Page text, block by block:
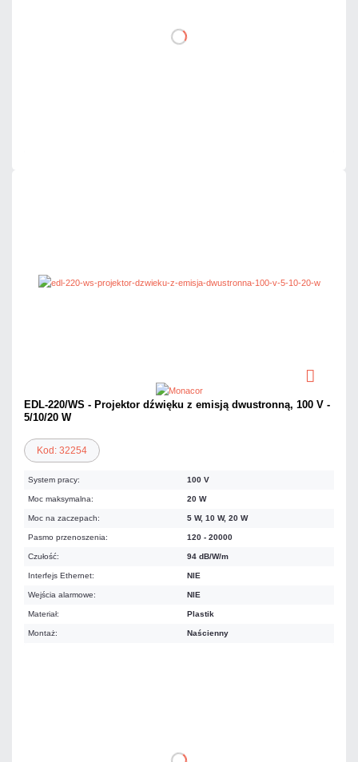
DO KOSZYKA
EDL-220/WS - Projektor dźwięku z emisją dwustronną, 100 V -
5/10/20 W
Kod: 32254
System pracy: 100 V
Moc maksymalna: 20 W
Moc na zaczepach: 5 W, 10 W, 20 W
Pasmo przenoszenia: 120 - 20000
Czułość: 94 dB/W/m
Interfejs Ethernet: NIE
Wejścia alarmowe: NIE
Materiał: Plastik
Montaż: Naścienny